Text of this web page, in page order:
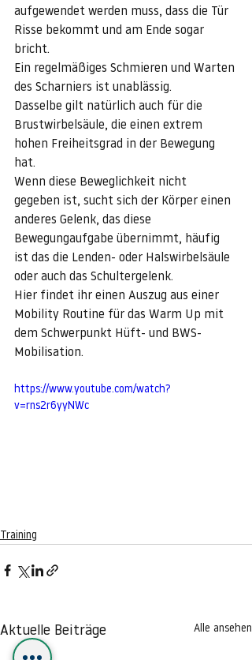
aufgewendet werden muss, dass die Tür
Risse bekommt und am Ende sogar
bricht.
Ein regelmäßiges Schmieren und Warten
des Scharniers ist unablässig.
Dasselbe gilt natürlich auch für die
Brustwirbelsäule, die einen extrem
hohen Freiheitsgrad in der Bewegung
hat.
Wenn diese Beweglichkeit nicht
gegeben ist, sucht sich der Körper einen
anderes Gelenk, das diese
Bewegungaufgabe übernimmt, häufig
ist das die Lenden- oder Halswirbelsäule
oder auch das Schultergelenk.
Hier findet ihr einen Auszug aus einer
Mobility Routine für das Warm Up mit
dem Schwerpunkt Hüft- und BWS-
Mobilisation.
https://www.youtube.com/watch?
v=rns2r6yyNWc
Training
Aktuelle Beiträge Alle ansehen